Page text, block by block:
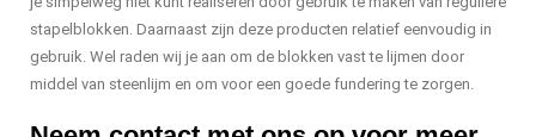
stapelblokken. Daarnaast zijn deze producten relatief eenvoudig in
gebruik. Wel raden wij je aan om de blokken vast te lijmen door
middel van steenlijm en om voor een goede fundering te zorgen.